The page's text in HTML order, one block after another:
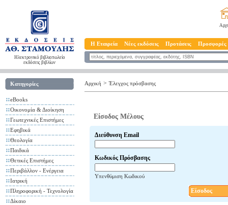
Ηλεκτρονικό βιβλιοπωλείο
εκδόσεις βιβλίων
Η Εταιρεία Νέες εκδόσεις Προτάσεις Προσφορές
Κατηγορίες
eBooks
Οικονομία & Διοίκηση
Γεωτεχνικές Επιστήμες
Εφηβικά
Θεολογία
Παιδικά
Θετικές Επιστήμες
Περιβάλλον - Ενέργεια
Ιατρική
Πληροφορική - Τεχνολογία
Δίκαιο
Αρχική > Έλεγχος πρόσβασης
Είσοδος Μέλους
Διεύθυνση Email
Κωδικός Πρόσβασης
Υπενθύμιση Κωδικού
Είσοδος